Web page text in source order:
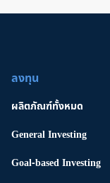
ลงทุน
ผลิตภัณฑ์ทั้งหมด
General Investing
Goal-based Investing